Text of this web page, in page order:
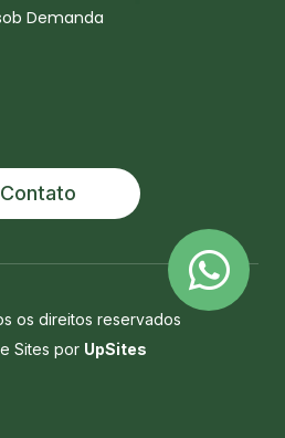
Demanda
Contato
os direitos reservados
Sites por UpSites